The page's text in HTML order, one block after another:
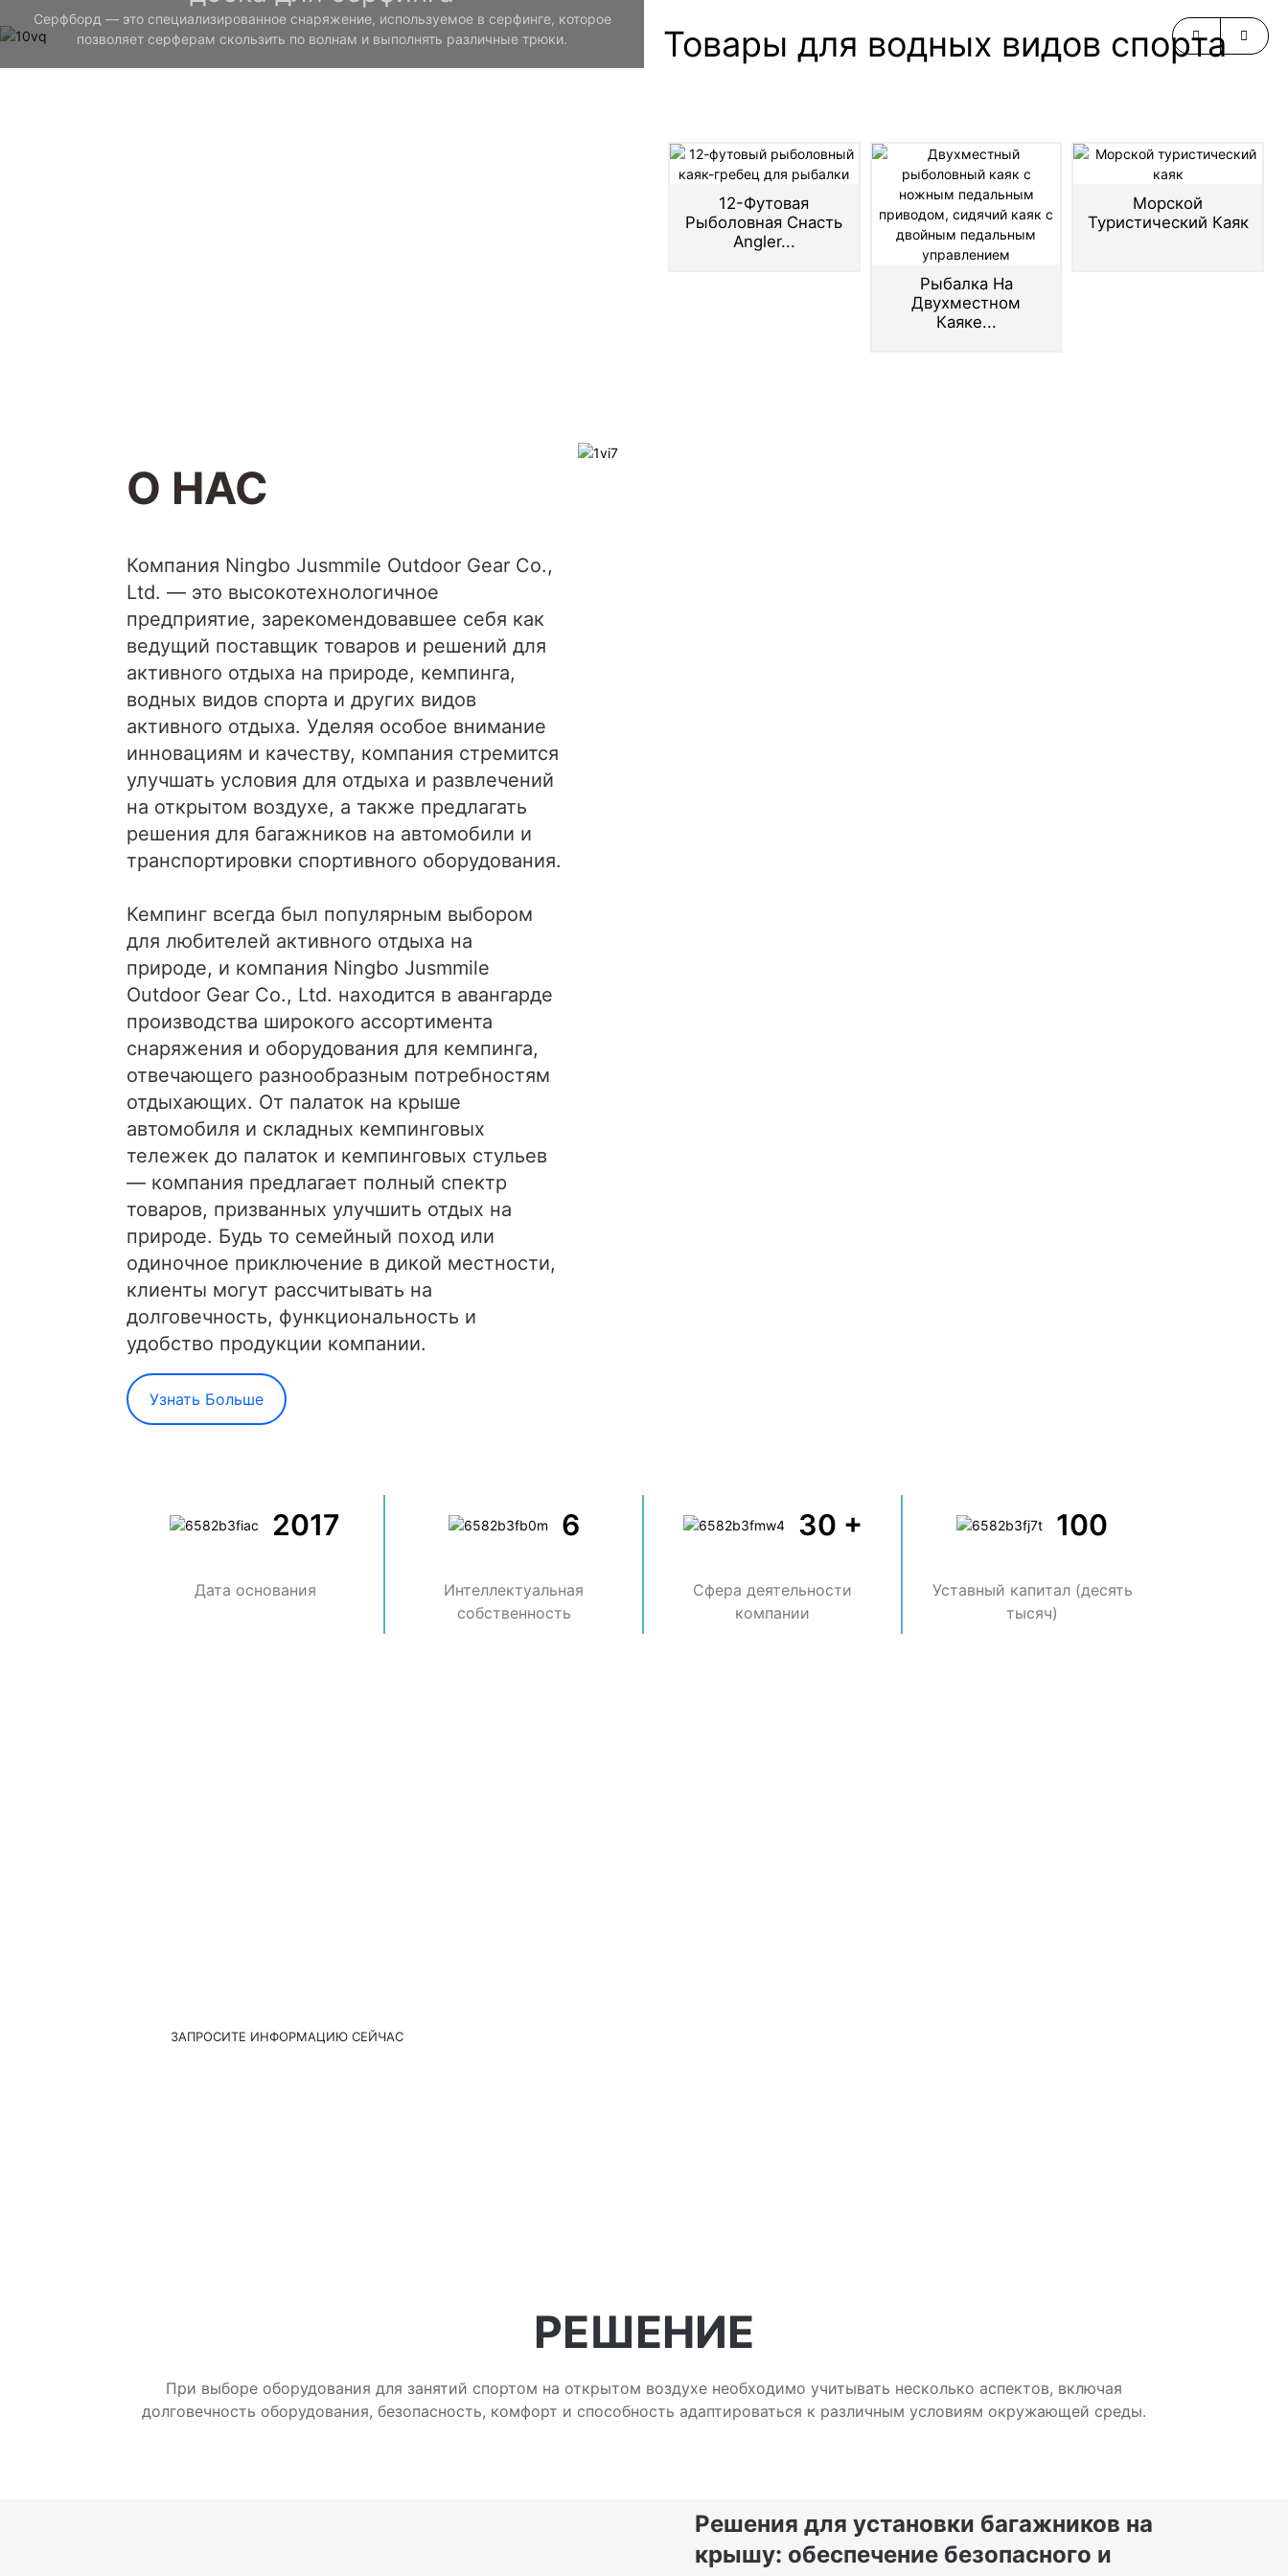
Серфборд — это специализированное снаряжение, используемое в серфинге, которое
позволяет серферам скользить по волнам и выполнять различные трюки.
Товары для водных видов спорта
12-Футовая
Рыболовная Снасть
Angler...
Рыбалка На
Двухместном
Каяке...
Морской
Туристический Каяк
О НАС
Компания Ningbo Jusmmile Outdoor Gear Co.,
Ltd. — это высокотехнологичное
предприятие, зарекомендовавшее себя как
ведущий поставщик товаров и решений для
активного отдыха на природе, кемпинга,
водных видов спорта и других видов
активного отдыха. Уделяя особое внимание
инновациям и качеству, компания стремится
улучшать условия для отдыха и развлечений
на открытом воздухе, а также предлагать
решения для багажников на автомобили и
транспортировки спортивного оборудования.
Кемпинг всегда был популярным выбором
для любителей активного отдыха на
природе, и компания Ningbo Jusmmile
Outdoor Gear Co., Ltd. находится в авангарде
производства широкого ассортимента
снаряжения и оборудования для кемпинга,
отвечающего разнообразным потребностям
отдыхающих. От палаток на крыше
автомобиля и складных кемпинговых
тележек до палаток и кемпинговых стульев
— компания предлагает полный спектр
товаров, призванных улучшить отдых на
природе. Будь то семейный поход или
одиночное приключение в дикой местности,
клиенты могут рассчитывать на
долговечность, функциональность и
удобство продукции компании.
Узнать Больше
2017
Дата основания
6
Интеллектуальная
собственность
30 +
Сфера деятельности
компании
100
Уставный капитал (десять
тысяч)
ЗАПРОСИТЕ ИНФОРМАЦИЮ СЕЙЧАС
РЕШЕНИЕ
При выборе оборудования для занятий спортом на открытом воздухе необходимо учитывать несколько аспектов, включая
долговечность оборудования, безопасность, комфорт и способность адаптироваться к различным условиям окружающей среды.
Решения для установки багажников на
крышу: обеспечение безопасного и